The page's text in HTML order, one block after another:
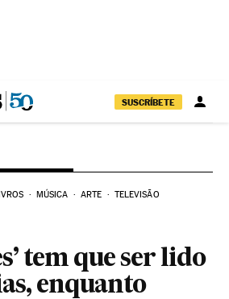
SUSCRÍBETE
MÚSICA ARTE TELEVISÃO
tem que ser lido
enquanto